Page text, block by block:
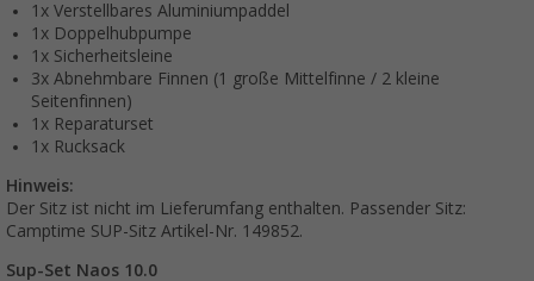
1x Verstellbares Aluminiumpaddel
1x Doppelhubpumpe
1x Sicherheitsleine
3x Abnehmbare Finnen (1 große Mittelfinne / 2 kleine
Seitenfinnen)
1x Reparaturset
1x Rucksack
Hinweis:
Der Sitz ist nicht im Lieferumfang enthalten. Passender Sitz:
Camptime SUP-Sitz Artikel-Nr. 149852.
Sup-Set Naos 10.0